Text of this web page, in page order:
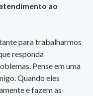
ao
para trabalharmos
responda
Pense em uma
Quando eles
e fazem as